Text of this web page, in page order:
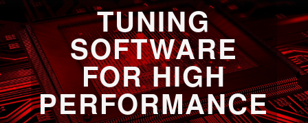
TUNING
SOFTWARE
FOR HIGH
PERFORMANCE